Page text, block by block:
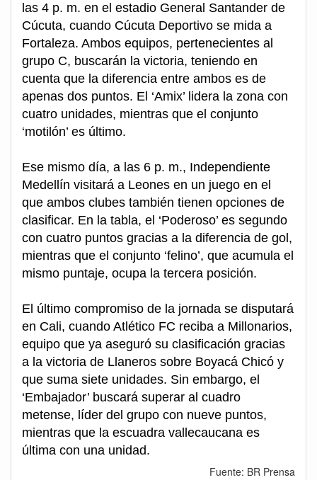
las 4 p. m. en el estadio General Santander de
Cúcuta, cuando Cúcuta Deportivo se mida a
Fortaleza. Ambos equipos, pertenecientes al
grupo C, buscarán la victoria, teniendo en
cuenta que la diferencia entre ambos es de
apenas dos puntos. El ‘Amix’ lidera la zona con
cuatro unidades, mientras que el conjunto
‘motilón’ es último.
Ese mismo día, a las 6 p. m., Independiente
Medellín visitará a Leones en un juego en el
que ambos clubes también tienen opciones de
clasificar. En la tabla, el ‘Poderoso’ es segundo
con cuatro puntos gracias a la diferencia de gol,
mientras que el conjunto ‘felino’, que acumula el
mismo puntaje, ocupa la tercera posición.
El último compromiso de la jornada se disputará
en Cali, cuando Atlético FC reciba a Millonarios,
equipo que ya aseguró su clasificación gracias
a la victoria de Llaneros sobre Boyacá Chicó y
que suma siete unidades. Sin embargo, el
‘Embajador’ buscará superar al cuadro
metense, líder del grupo con nueve puntos,
mientras que la escuadra vallecaucana es
última con una unidad.
Fuente: BR Prensa